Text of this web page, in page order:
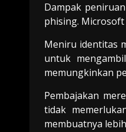
Dampak
phising.
Meniru identitas
untuk
memungkinkan
Pembajakan
tidak
membuatnya